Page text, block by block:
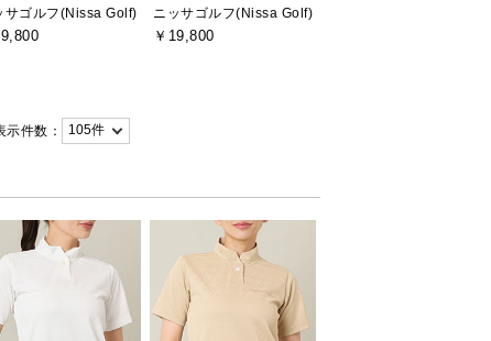
サゴルフ(Nissa Golf) ニッサゴルフ(Nissa Golf)
￥19,800
示件数：